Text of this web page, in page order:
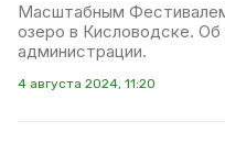
Масштабным
озеро в Кисловодске.
администрации.
4 августа 2024, 11:20